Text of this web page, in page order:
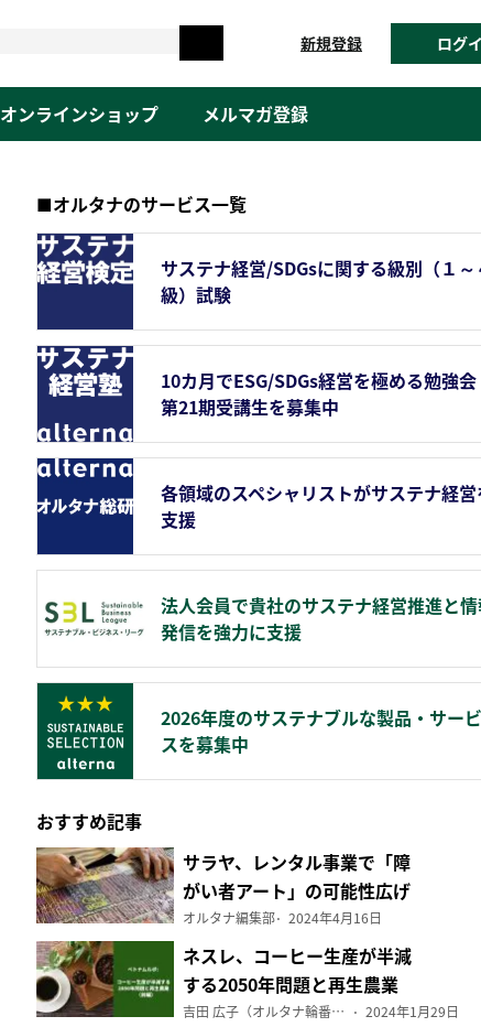
新規登録 ログ
オンラインショップ メルマガ登録
■オルタナのサービス一覧
サステナ経営/SDGsに関する級別（１～
級）試験
10カ月でESG/SDGs経営を極める勉強
第21期受講生を募集中
各領域のスペシャリストがサステナ経
支援
法人会員で貴社のサステナ経営推進と
発信を強力に支援
2026年度のサステナブルな製品・サービ
スを募集中
おすすめ記事
サラヤ、レンタル事業で「障
がい者アート」の可能性広げ
る
オルタナ編集部 2024年4月16日
ネスレ、コーヒー生産が半減
する2050年問題と再生農業
（前編）
吉田 広子（オルタナ輪番編集長） 2024年1月29日